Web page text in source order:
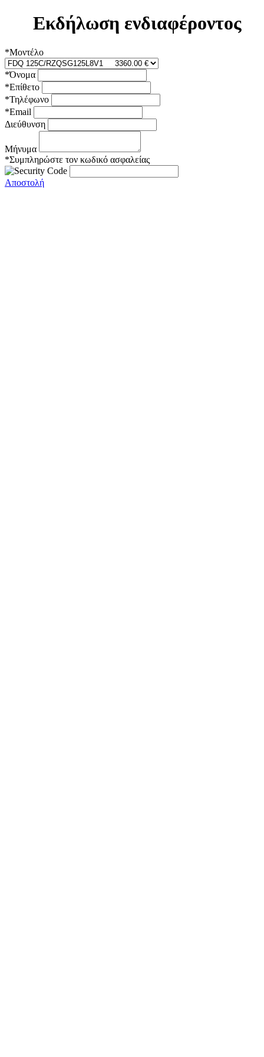
Εκδήλωση ενδιαφέροντος
*Μοντέλο
*Όνομα
*Επίθετο
*Τηλέφωνο
*Email
Διεύθυνση
Μήνυμα
*Συμπληρώστε τον κωδικό ασφαλείας
Αποστολή